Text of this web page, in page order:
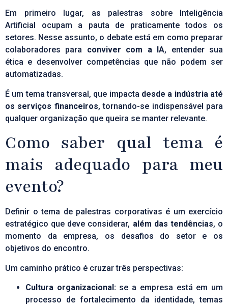
Em primeiro lugar, as palestras sobre Inteligência
Artificial ocupam a pauta de praticamente todos os
setores. Nesse assunto, o debate está em como preparar
colaboradores para conviver com a IA, entender sua
ética e desenvolver competências que não podem ser
automatizadas.
É um tema transversal, que impacta desde a indústria até
os serviços financeiros, tornando-se indispensável para
qualquer organização que queira se manter relevante.
Como saber qual tema é
mais adequado para meu
evento?
Definir o tema de palestras corporativas é um exercício
estratégico que deve considerar, além das tendências, o
momento da empresa, os desafios do setor e os
objetivos do encontro.
Um caminho prático é cruzar três perspectivas:
Cultura organizacional:se a empresa está em um
processo de fortalecimento da identidade, temas